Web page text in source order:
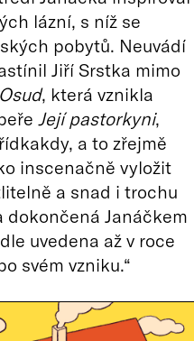
lázní, s níž se
pobytů. Neuvádí
Jiří Srstka mimo
Osud, která vznikla
Její pastorkyni,
a to zřejmě
inscenačně vyložit
a snad i trochu
dokončená Janáčkem
uvedena až v roce
svém vzniku.“